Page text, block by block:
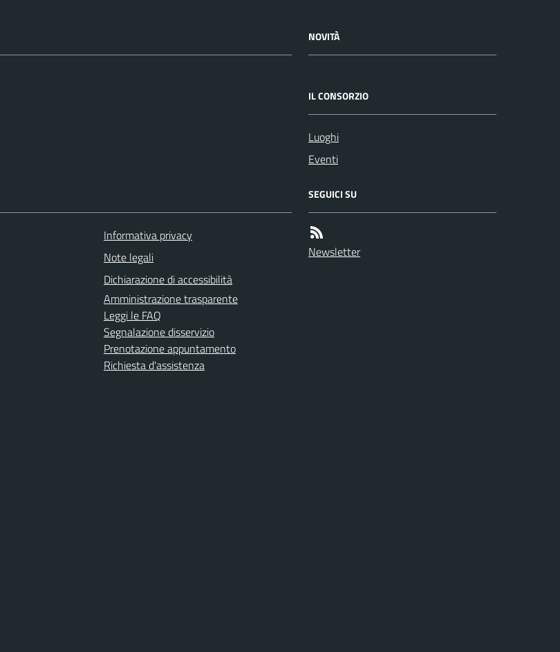
NOVITÀ
IL CONSORZIO
Luoghi
Eventi
Informativa privacy
Note legali
Dichiarazione di accessibilità
Amministrazione trasparente
Leggi le FAQ
Segnalazione disservizio
Prenotazione appuntamento
Richiesta d'assistenza
SEGUICI SU
Newsletter